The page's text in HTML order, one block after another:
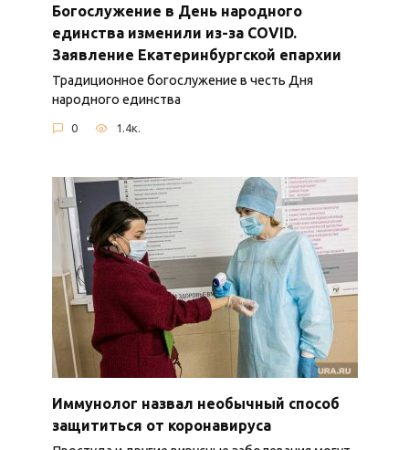
Богослужение в День народного
единства изменили из-за COVID.
Заявление Екатеринбургской епархии
Традиционное богослужение в честь Дня
народного единства
0 1.4к.
Иммунолог назвал необычный способ
защититься от коронавируса